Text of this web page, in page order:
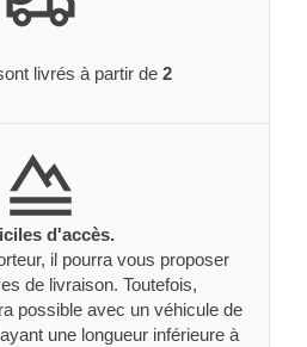
livrés à partir de 2
d'accès.
il pourra vous proposer
de livraison. Toutefois,
possible avec un véhicule de
une longueur inférieure à